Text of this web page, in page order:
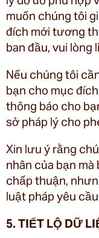
muốn chúng tôi
đích mới tương
ban đầu, vui lòng
Nếu chúng tôi
bạn cho mục
thông báo cho
sở pháp lý cho
Xin lưu ý rằng
nhân của bạn
chấp thuận,
luật pháp yêu
5. TIẾT LỘ DỮ